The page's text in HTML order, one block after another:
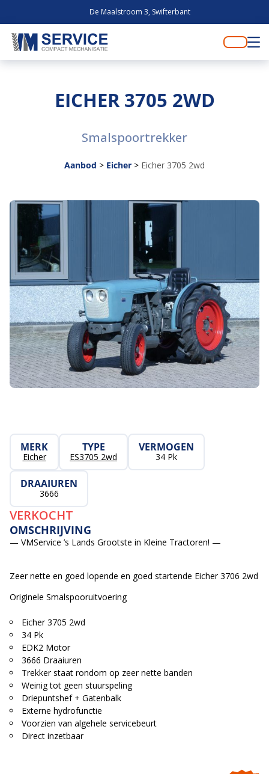
De Maalstroom 3, Swifterbant
EICHER 3705 2WD
Smalspoortrekker
Aanbod > Eicher > Eicher 3705 2wd
MERK
Eicher
TYPE
ES3705 2wd
VERMOGEN
34 Pk
DRAAIUREN
3666
VERKOCHT
OMSCHRIJVING
— VMService ’s Lands Grootste in Kleine Tractoren! —
Zeer nette en goed lopende en goed startende Eicher 3706 2wd
Originele Smalspooruitvoering
Eicher 3705 2wd
34 Pk
EDK2 Motor
3666 Draaiuren
Trekker staat rondom op zeer nette banden
Weinig tot geen stuurspeling
Driepuntshef + Gatenbalk
Externe hydrofunctie
Voorzien van algehele servicebeurt
Direct inzetbaar